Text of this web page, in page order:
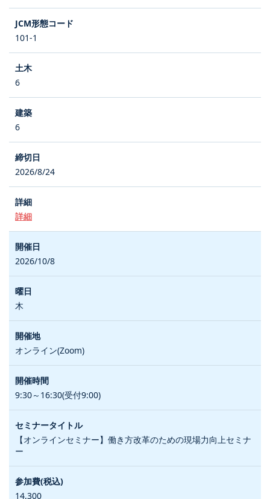
101-1
6
6
2026/8/24
詳細
2026/10/8
木
オンライン(Zoom)
9:30～16:30(受付9:00)
【オンラインセミナー】働き方改革のための現場力向上セミナ
ー
14,300